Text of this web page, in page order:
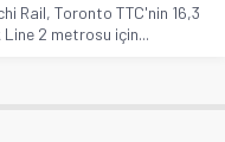
Rail, Toronto TTC'nin 16,3
Line 2 metrosu için...